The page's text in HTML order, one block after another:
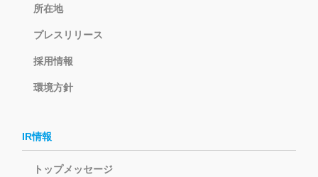
所在地
プレスリリース
採用情報
環境方針
IR情報
トップメッセージ